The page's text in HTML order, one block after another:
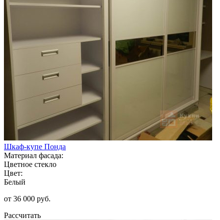
Шкаф-купе Понда
Материал фасада:
Цветное стекло
Цвет:
Белый
от 36 000 руб.
Рассчитать